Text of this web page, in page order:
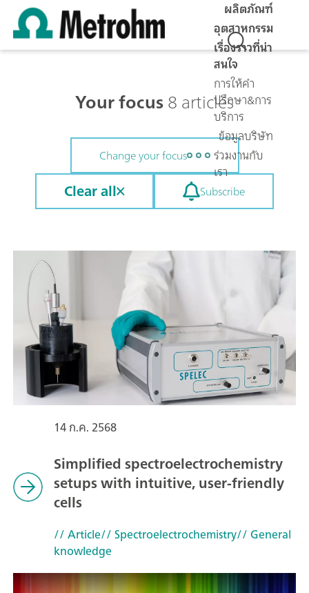
ผลิตภัณฑ์
อุตสาหกรรม
เรื่องราวที่น่า
สนใจ
การให้คำ
ปรึกษา&การ
บริการ
ข้อมูลบริษัท
ร่วมงานกับ
เรา
Your focus8 articles
Change your focus
Clear all Subscribe
14 ก.ค. 2568
Simplified spectroelectrochemistry
setups with intuitive, user-friendly
cells
// Article// Spectroelectrochemistry// General
knowledge